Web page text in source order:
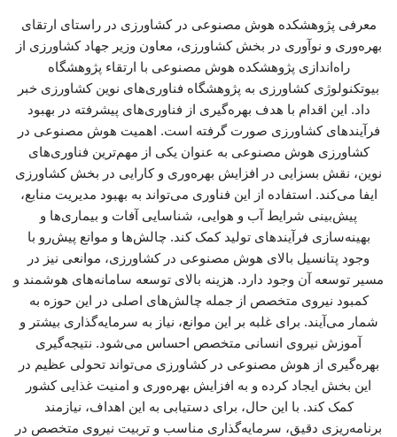
معرفی پژوهشکده هوش مصنوعی در کشاورزی در راستای ارتقای
بهره‌وری و نوآوری در بخش کشاورزی، معاون وزیر جهاد کشاورزی از
راه‌اندازی پژوهشکده هوش مصنوعی با ارتقاء پژوهشگاه
بیوتکنولوژی کشاورزی به پژوهشگاه فناوری‌های نوین کشاورزی خبر
داد. این اقدام با هدف بهره‌گیری از فناوری‌های پیشرفته در بهبود
فرآیندهای کشاورزی صورت گرفته است. اهمیت هوش مصنوعی در
کشاورزی هوش مصنوعی به عنوان یکی از مهم‌ترین فناوری‌های
نوین، نقش بسزایی در افزایش بهره‌وری و کارایی در بخش کشاورزی
ایفا می‌کند. استفاده از این فناوری می‌تواند به بهبود مدیریت منابع،
پیش‌بینی شرایط آب و هوایی، شناسایی آفات و بیماری‌ها و
بهینه‌سازی فرآیندهای تولید کمک کند. چالش‌ها و موانع پیش‌رو با
وجود پتانسیل بالای هوش مصنوعی در کشاورزی، موانعی نیز در
مسیر توسعه آن وجود دارد. هزینه بالای توسعه سامانه‌های هوشمند و
کمبود نیروی متخصص از جمله چالش‌های اصلی در این حوزه به
شمار می‌آیند. برای غلبه بر این موانع، نیاز به سرمایه‌گذاری بیشتر و
آموزش نیروی انسانی متخصص احساس می‌شود. نتیجه‌گیری
بهره‌گیری از هوش مصنوعی در کشاورزی می‌تواند تحولی عظیم در
این بخش ایجاد کرده و به افزایش بهره‌وری و امنیت غذایی کشور
کمک کند. با این حال، برای دستیابی به این اهداف، نیازمند
برنامه‌ریزی دقیق، سرمایه‌گذاری مناسب و تربیت نیروی متخصص در